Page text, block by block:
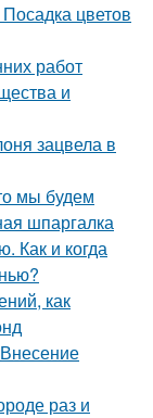
цветов
работ
и
зацвела в
мы будем
шпаргалка
Как и когда
как
раз и